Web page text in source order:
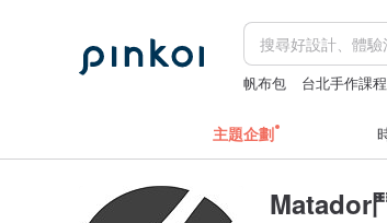
帆布包 台北手作課程
主題企劃
Matador